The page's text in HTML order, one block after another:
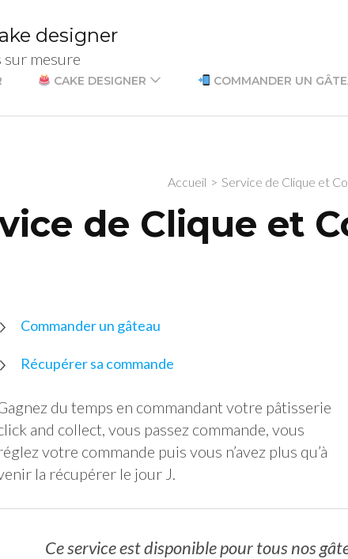
designer
sur mesure
CAKE DESIGNER COMMANDER UN
Accueil > Service de Clique et
de Clique et
Commander un gâteau
Récupérer sa commande
du temps en commandant votre pâtisserie
and collect, vous passez commande, vous
votre commande puis vous n’avez plus qu’à
la récupérer le jour J.
Ce service est disponible pour tous nos